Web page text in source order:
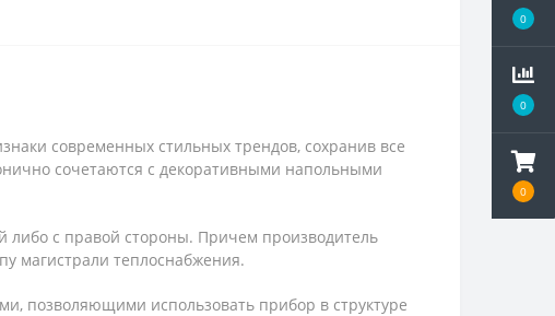
0
0
0
современных стильных трендов, сохранив все
сочетаются с декоративными напольными
либо с правой стороны. Причем производитель
магистрали теплоснабжения.
позволяющими использовать прибор в структуре